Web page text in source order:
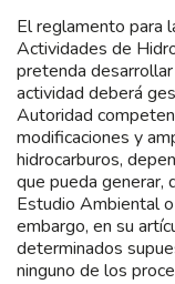
El reglamento para
Actividades de
pretenda
actividad deberá
Autoridad
modificaciones y
hidrocarburos,
que pueda generar,
Estudio Ambiental
embargo, en su
determinados
ninguno de los